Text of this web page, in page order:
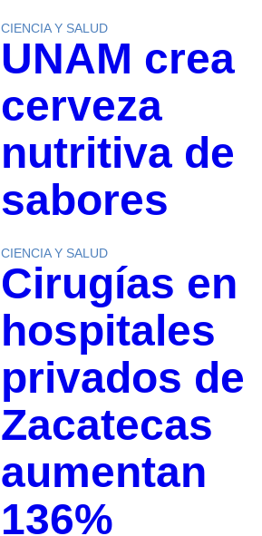
CIENCIA Y SALUD
UNAM crea
cerveza
nutritiva de
sabores
CIENCIA Y SALUD
Cirugías en
hospitales
privados de
Zacatecas
aumentan
136%